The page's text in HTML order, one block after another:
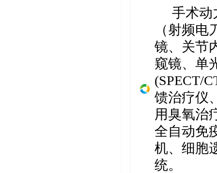
手术动
（射频
镜、关节
窥镜、单
(SPECT/
馈治疗仪
用臭氧治
全自动免
机、细胞
统。